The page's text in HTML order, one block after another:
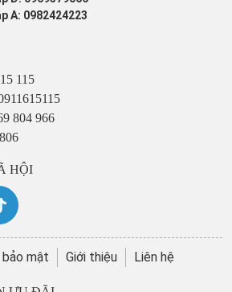
A: 0982424223
115
804 966
HỘI
bảo mật Giới thiệu Liên hệ